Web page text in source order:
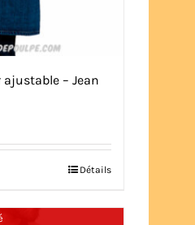
ajustable – Jean
Détails